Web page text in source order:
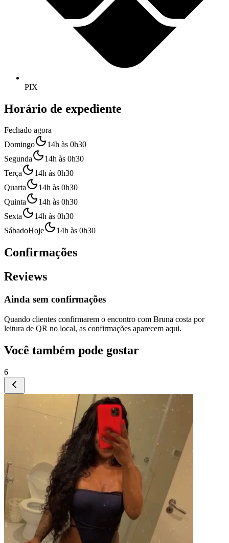
PIX
Horário de expediente
Fechado agora
Domingo
14h às 0h30
Segunda
14h às 0h30
Terça
14h às 0h30
Quarta
14h às 0h30
Quinta
14h às 0h30
Sexta
14h às 0h30
SábadoHoje 14h às 0h30
Confirmações
Reviews
Ainda sem confirmações
Quando clientes confirmarem o encontro com Bruna costa por
leitura de QR no local, as confirmações aparecem aqui.
Você também pode gostar
6